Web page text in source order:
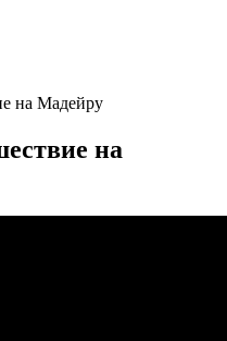
на Мадейру
на